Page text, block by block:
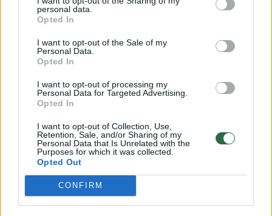
personal data.
Opted In
I want to opt-out of the Sale of my
Personal Data.
Opted In
I want to opt-out of processing my
Personal Data for Targeted Advertising.
Opted In
I want to opt-out of Collection, Use,
Retention, Sale, and/or Sharing of my
Personal Data that Is Unrelated with the
Purposes for which it was collected.
Opted Out
CONFIRM
po pandemijos vėl visi laisvai gali keliauti į
užsienį.
nuomos pasiūlos ir gyventojų bandymo
taupyti L.Šertvyčius sezono viduryje stebėjo
net mažėjančias kainas, o to jau keletą metų
nebuvo.
„Tai nevyko masiškai, bet buvo ne vienas ir ne
du tokie atvejai. Rinka yra rinka. Pasiūla auga,